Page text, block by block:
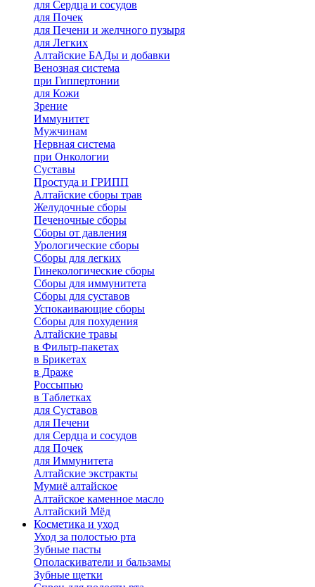
для Сердца и сосудов
для Почек
для Печени и желчного пузыря
для Легких
Алтайские БАДы и добавки
Венозная система
при Гиппертонии
для Кожи
Зрение
Иммунитет
Мужчинам
Нервная система
при Онкологии
Суставы
Простуда и ГРИПП
Алтайские сборы трав
Желудочные сборы
Печеночные сборы
Сборы от давления
Урологические сборы
Сборы для легких
Гинекологические сборы
Сборы для иммунитета
Сборы для суставов
Успокаивающие сборы
Сборы для похудения
Алтайские травы
в Фильтр-пакетах
в Брикетах
в Драже
Россыпью
в Таблетках
для Cуставов
для Печени
для Сердца и сосудов
для Почек
для Иммунитета
Алтайские экстракты
Мумиё алтайское
Алтайское каменное масло
Алтайский Мёд
Косметика и уход
Уход за полостью рта
Зубные пасты
Ополаскиватели и бальзамы
Зубные щетки